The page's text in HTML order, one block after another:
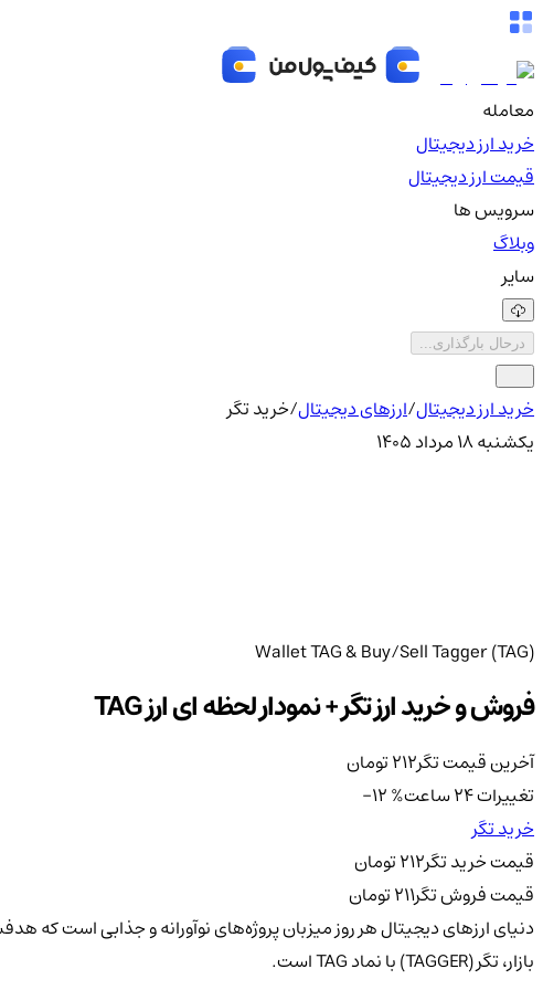
معامله
خرید ارز دیجیتال
قیمت ارز دیجیتال
سرویس ها
وبلاگ
سایر
درحال بارگذاری...
خرید ارز دیجیتال/ارزهای دیجیتال/خرید تگر
یکشنبه ۱۸ مرداد ۱۴۰۵
Wallet TAG & Buy/Sell Tagger (TAG)
فروش و خرید ارز تگر + نمودار لحظه ای ارز TAG
آخرین قیمت تگر212تومان
تغییرات 24 ساعت
-12%
خرید تگر
قیمت خرید تگر212تومان
قیمت فروش تگر211تومان
دنیای ارزهای دیجیتال هر روز میزبان پروژه‌های نوآورانه و جذابی است که
بازار، تگر (TAGGER) با نماد TAG است.